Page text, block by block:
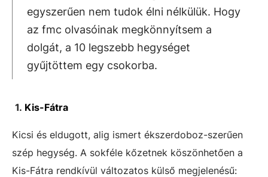
egyszerűen nem tudok élni nélkülük. Hogy
az fmc olvasóinak megkönnyítsem a
dolgát, a 10 legszebb hegységet
gyűjtöttem egy csokorba.
1. Kis-Fátra
Kicsi és eldugott, alig ismert ékszerdoboz-szerűen
szép hegység. A sokféle kőzetnek köszönhetően a
Kis-Fátra rendkívül változatos külső megjelenésű: